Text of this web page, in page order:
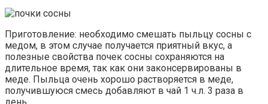
Приготовление: необходимо смешать пыльцу сосны с
медом, в этом случае получается приятный вкус, а
полезные свойства почек сосны сохраняются на
длительное время, так как они законсервированы в
меде. Пыльца очень хорошо растворяется в меде,
получившуюся смесь добавляют в чай 1 ч.л. 3 раза в
день.